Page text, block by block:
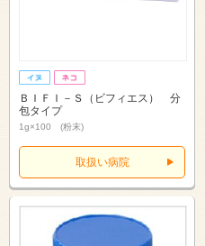
ＢＩＦＩ－Ｓ（ビフィエス） 分
包タイプ
1g×100 (粉末)
取扱い病院